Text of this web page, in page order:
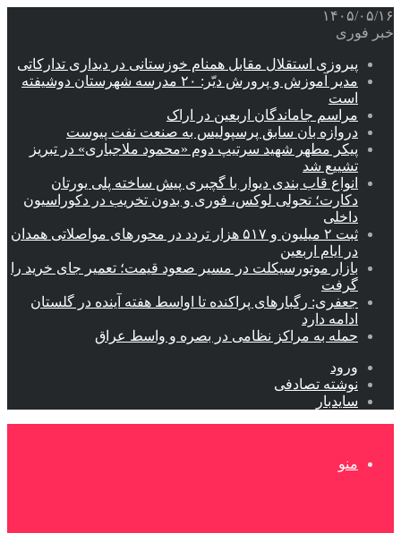
۱۴۰۵/۰۵/۱۶
خبر فوری
پیروزی استقلال مقابل همنام خوزستانی در دیداری تدارکاتی
مدیر آموزش و پرورش دیّر: ۲۰ مدرسه شهرستان دوشیفته
است
مراسم جاماندگان اربعین در اراک
دروازه بان سابق پرسپولیس به صنعت نفت پیوست
پیکر مطهر شهید سرتیپ دوم «محمود ملاجباری» در تبریز
تشییع شد
انواع قاب بندی دیوار با گچبری پیش ساخته پلی یورتان
دکارت؛ تحولی لوکس، فوری و بدون تخریب در دکوراسیون
داخلی
ثبت ۲ میلیون و ۵۱۷ هزار تردد در محورهای مواصلاتی همدان
در ایام اربعین
بازار موتورسیکلت در مسیر صعود قیمت؛ تعمیر جای خرید را
گرفت
جعفری: رگبارهای پراکنده تا اواسط هفته آینده در گلستان
ادامه دارد
حمله به مراکز نظامی در بصره و واسط عراق
ورود
نوشته تصادفی
سایدبار
منو